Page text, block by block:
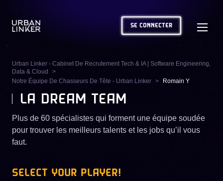
SE CONNECTER
Urban Linker - Cabinet De Recrutement Tech & IA | Software Engineering,
Data & Cloud
Notre Équipe De Chasseurs De Tête - Urban Linker
Romain Y
LA DREAM TEAM
Plus de 60 spécialistes qui forment une équipe soudée
pour trouver les meilleurs talents et les jobs qu’il vous
faut.
SELECT YOUR PLAYER!